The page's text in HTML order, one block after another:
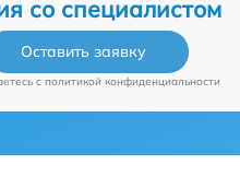
со специалистом
Оставить заявку
c политикой конфиденциальности